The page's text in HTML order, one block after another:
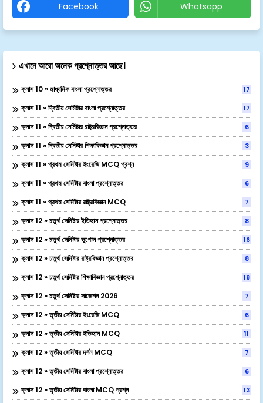
Facebook Whatsapp
এখানে আরো অনেক প্রশ্নোত্তর আছে।
ক্লাস 10 » মাধ্যমিক বাংলা প্রশ্নোত্তর 17
ক্লাস 11 » দ্বিতীয় সেমিষ্টার বাংলা প্রশ্নোত্তর 17
ক্লাস 11 » দ্বিতীয় সেমিষ্টার রাষ্ট্রবিজ্ঞান প্রশ্নোত্তর 6
ক্লাস 11 » দ্বিতীয় সেমিষ্টার শিক্ষাবিজ্ঞান প্রশ্নোত্তর 3
ক্লাস 11 » প্রথম সেমিষ্টার ইংরেজি MCQ প্রশ্ন 9
ক্লাস 11 » প্রথম সেমিষ্টার বাংলা প্রশ্নোত্তর 6
ক্লাস 11 » প্রথম সেমিষ্টার রাষ্ট্রবিজ্ঞান MCQ 7
ক্লাস 12 » চতুর্থ সেমিষ্টার ইতিহাস প্রশ্নোত্তর 8
ক্লাস 12 » চতুর্থ সেমিষ্টার ভূগোল প্রশ্নোত্তর 16
ক্লাস 12 » চতুর্থ সেমিষ্টার রাষ্ট্রবিজ্ঞান প্রশ্নোত্তর 8
ক্লাস 12 » চতুর্থ সেমিষ্টার শিক্ষাবিজ্ঞান প্রশ্নোত্তর 18
ক্লাস 12 » চতুর্থ সেমিষ্টার সাজেশন 2026 7
ক্লাস 12 » তৃতীয় সেমিষ্টার ইংরেজি MCQ 6
ক্লাস 12 » তৃতীয় সেমিষ্টার ইতিহাস MCQ 11
ক্লাস 12 » তৃতীয় সেমিষ্টার দর্শন MCQ 7
ক্লাস 12 » তৃতীয় সেমিষ্টার বাংলা প্রশ্নোত্তর 6
ক্লাস 12 » তৃতীয় সেমিষ্টার বাংলা MCQ প্রশ্ন 13